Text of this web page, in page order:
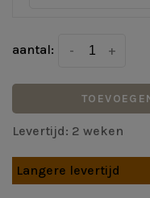
aantal: +
-
Levertijd: 2 weken
Langere levertijd